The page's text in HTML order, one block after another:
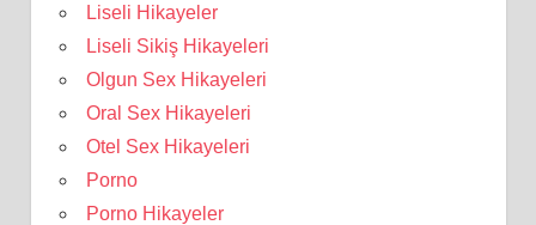
Liseli Hikayeler
Liseli Sikiş Hikayeleri
Olgun Sex Hikayeleri
Oral Sex Hikayeleri
Otel Sex Hikayeleri
Porno
Porno Hikayeler